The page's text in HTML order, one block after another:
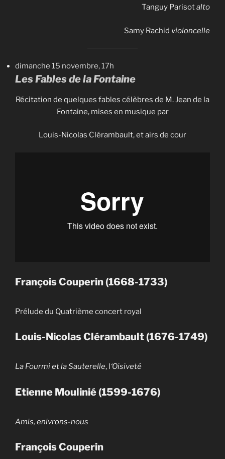
Tanguy Parisotalto
Samy Rachid violoncelle
dimanche 15 novembre, 17h
Les Fables de la Fontaine
Récitation de quelques fables célèbres de M. Jean de la
Fontaine, mises en musique par
Louis-Nicolas Clérambault, et airs de cour
François Couperin (1668-1733)
Prélude du Quatrième concert royal
Louis-Nicolas Clérambault (1676-1749)
La Fourmi et la Sauterelle, l‘Oisiveté
Etienne Moulinié (1599-1676)
Amis, enivrons-nous
François Couperin